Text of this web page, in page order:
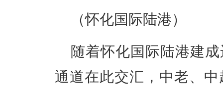
（怀化国际陆港）
随着怀化国际陆港建
通道在此交汇，中老、